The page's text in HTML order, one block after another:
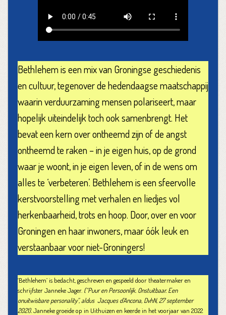
Bethlehem is een mix van Groningse geschiedenis
en cultuur, tegenover de hedendaagse maatschappij
waarin verduurzaming mensen polariseert, maar
hopelijk uiteindelijk toch ook samenbrengt. Het
bevat een kern over ontheemd zijn of de angst
ontheemd te raken – in je eigen huis, op de grond
waar je woont, in je eigen leven, of in de wens om
alles te ‘verbeteren’. Bethlehem is een sfeervolle
kerstvoorstelling met verhalen en liedjes vol
herkenbaarheid, trots en hoop. Door, over en voor
Groningen en haar inwoners, maar óók leuk en
verstaanbaar voor niet-Groningers!
‘Bethlehem’ is bedacht, geschreven en gespeeld door theatermaker en
schrijfster Janneke Jager. (“Puur en Persoonlijk. Onstuitbaar. Een
onuitwisbare personality”, aldus Jacques d’Ancona, DvhN, 27 september
2021). Janneke groeide op in Uithuizen en keerde in het voorjaar van 2022